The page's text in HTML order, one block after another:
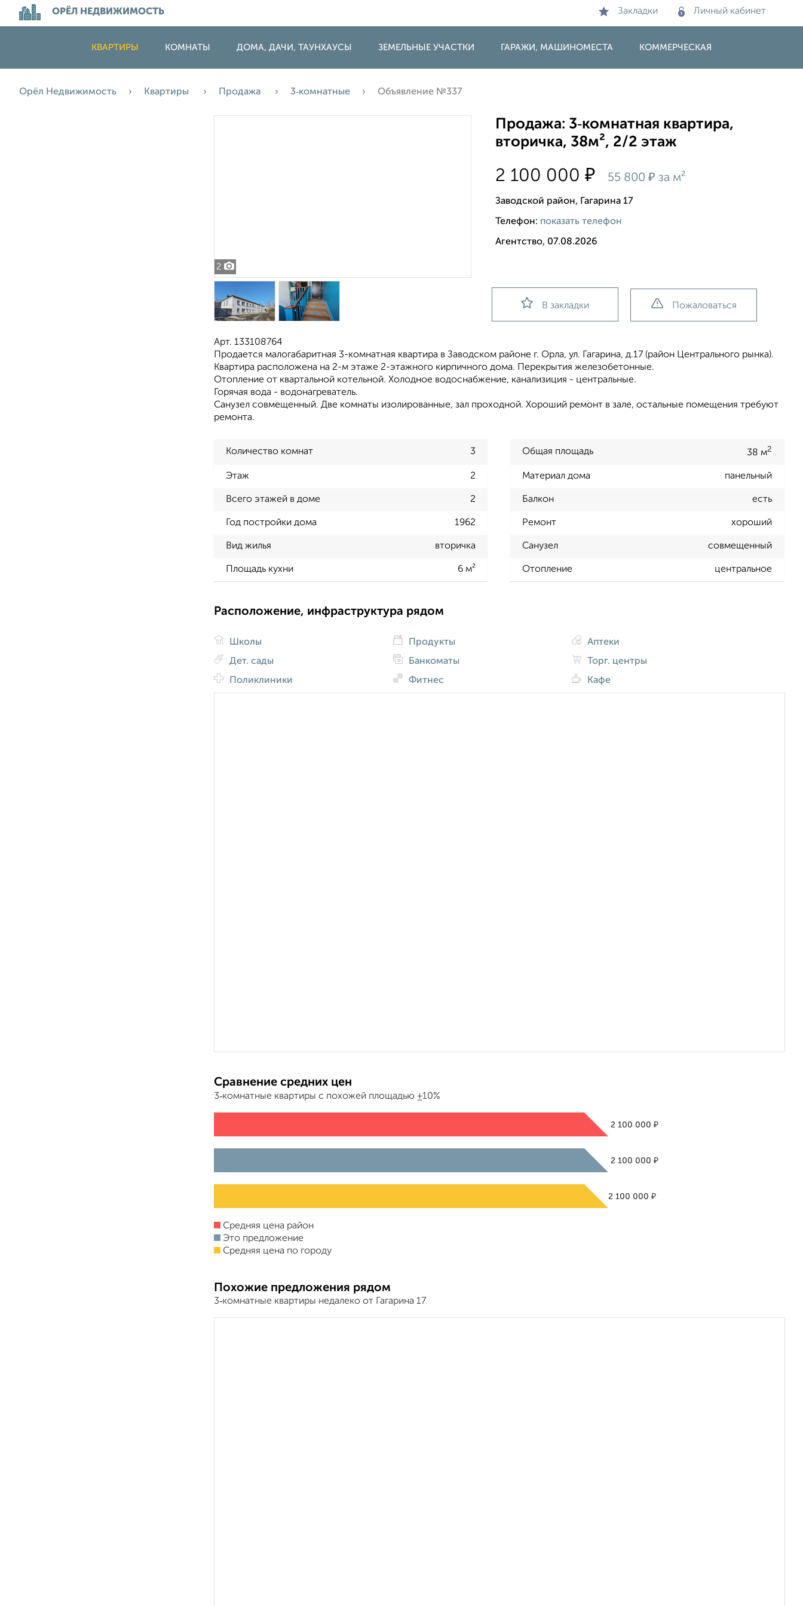
ОРЁЛ НЕДВИЖИМОСТЬ Закладки Личный кабинет
КВАРТИРЫ КОМНАТЫ ДОМА, ДАЧИ, ТАУНХАУСЫ ЗЕМЕЛЬНЫЕ УЧАСТКИ ГАРАЖИ, МАШИНОМЕСТА КОММЕРЧЕСКАЯ
Орёл Недвижимость Квартиры Продажа 3‑комнатные Объявление №337
2
Продажа: 3‑комнатная квартира,
вторичка, 38м², 2/2 этаж
2 100 000₽ 55 800₽ за м²
Заводской район, Гагарина 17
Телефон: показать телефон
Агентство, 07.08.2026
В закладки Пожаловаться
Арт. 133108764
Продается малогабаритная 3-комнатная квартира в Заводском районе г. Орла, ул. Гагарина, д.17 (район Центрального рынка).
Квартира расположена на 2-м этаже 2-этажного кирпичного дома. Перекрытия железобетонные.
Отопление от квартальной котельной. Холодное водоснабжение, канализиция - центральные.
Горячая вода - водонагреватель.
Санузел совмещенный. Две комнаты изолированные, зал проходной. Хороший ремонт в зале, остальные помещения требуют
ремонта.
Количество комнат 3 Общая площадь 38 м2
Этаж 2 Материал дома панельный
Всего этажей в доме 2 Балкон есть
Год постройки дома 1962 Ремонт хороший
Вид жилья вторичка Санузел совмещенный
Площадь кухни 6 м² Отопление центральное
Расположение, инфраструктура рядом
Школы
Дет. сады
Поликлиники
Продукты
Банкоматы
Фитнес
Аптеки
Торг. центры
Кафе
Сравнение средних цен
3‑комнатные квартиры с похожей площадью ±10%
2 100 000₽
2 100 000₽
2 100 000₽
Средняя цена район
Это предложение
Средняя цена по городу
Похожие предложения рядом
3‑комнатные квартиры недалеко от Гагарина 17